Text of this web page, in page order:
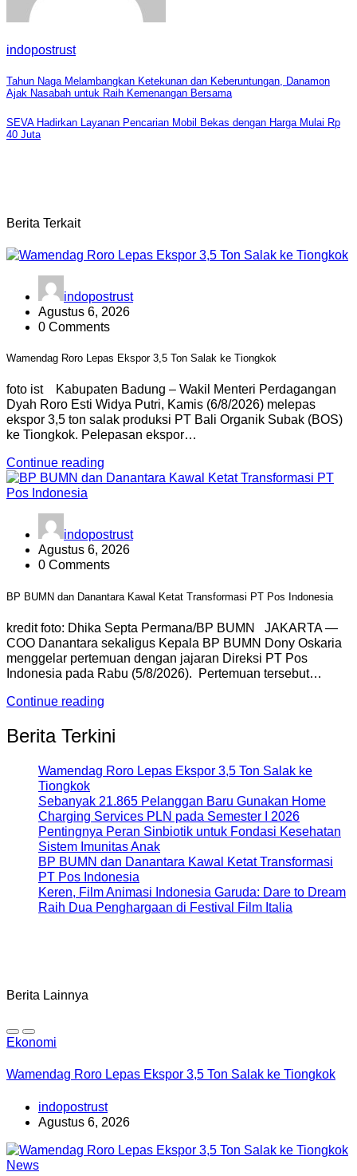
indopostrust
Navigasi
Tahun Naga Melambangkan Ketekunan dan Keberuntungan, Danamon
Ajak Nasabah untuk Raih Kemenangan Bersama
SEVA Hadirkan Layanan Pencarian Mobil Bekas dengan Harga Mulai Rp
40 Juta
Berita Terkait
indopostrust
Agustus 6, 2026
0 Comments
Wamendag Roro Lepas Ekspor 3,5 Ton Salak ke Tiongkok
foto ist Kabupaten Badung – Wakil Menteri Perdagangan
Dyah Roro Esti Widya Putri, Kamis (6/8/2026) melepas
ekspor 3,5 ton salak produksi PT Bali Organik Subak (BOS)
ke Tiongkok. Pelepasan ekspor…
Continue reading
indopostrust
Agustus 6, 2026
0 Comments
BP BUMN dan Danantara Kawal Ketat Transformasi PT Pos Indonesia
kredit foto: Dhika Septa Permana/BP BUMN JAKARTA —
COO Danantara sekaligus Kepala BP BUMN Dony Oskaria
menggelar pertemuan dengan jajaran Direksi PT Pos
Indonesia pada Rabu (5/8/2026). Pertemuan tersebut…
Continue reading
Berita Terkini
Wamendag Roro Lepas Ekspor 3,5 Ton Salak ke
Tiongkok
Sebanyak 21.865 Pelanggan Baru Gunakan Home
Charging Services PLN pada Semester I 2026
Pentingnya Peran Sinbiotik untuk Fondasi Kesehatan
Sistem Imunitas Anak
BP BUMN dan Danantara Kawal Ketat Transformasi
PT Pos Indonesia
Keren, Film Animasi Indonesia Garuda: Dare to Dream
Raih Dua Penghargaan di Festival Film Italia
Berita Lainnya
Ekonomi
Wamendag Roro Lepas Ekspor 3,5 Ton Salak ke Tiongkok
indopostrust
Agustus 6, 2026
News